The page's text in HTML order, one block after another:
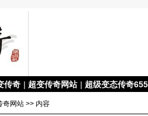
传奇 | 超变传奇网站 | 超级变态传奇
奇网站 >> 内容